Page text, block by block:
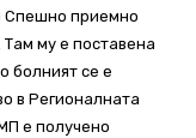
Спешно приемно
му е поставена
болният се е
в Регионалната
е получено